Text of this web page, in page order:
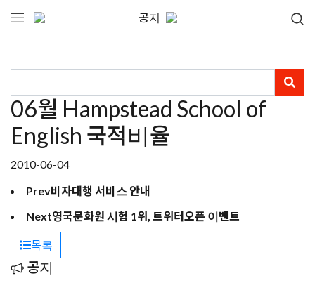
공지
06월 Hampstead School of
English 국적비율
2010-06-04
Prev비자대행 서비스 안내
Next영국문화원 시험 1위, 트위터오픈 이벤트
목록
공지